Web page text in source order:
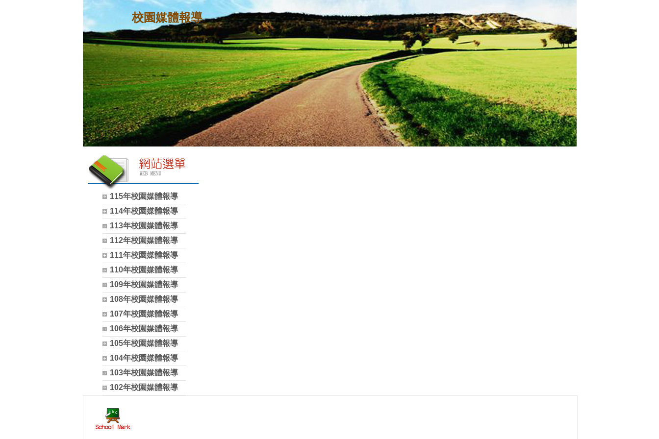
校園媒體報導
115年校園媒體報導
114年校園媒體報導
113年校園媒體報導
112年校園媒體報導
111年校園媒體報導
110年校園媒體報導
109年校園媒體報導
108年校園媒體報導
107年校園媒體報導
106年校園媒體報導
105年校園媒體報導
104年校園媒體報導
103年校園媒體報導
102年校園媒體報導